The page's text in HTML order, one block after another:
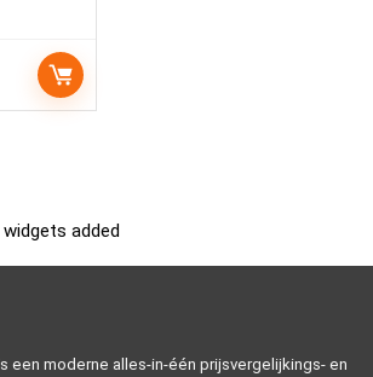
added
een moderne alles-in-één prijsvergelijkings- en